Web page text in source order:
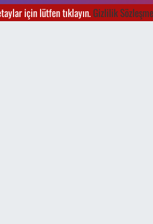
için lütfen tıklayın.Gizlilik